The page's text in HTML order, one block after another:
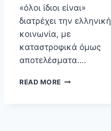
«όλοι ίδιοι είναι»
διατρέχει την ελληνική
κοινωνία, με
καταστροφικά όμως
αποτελέσματα….
READ MORE